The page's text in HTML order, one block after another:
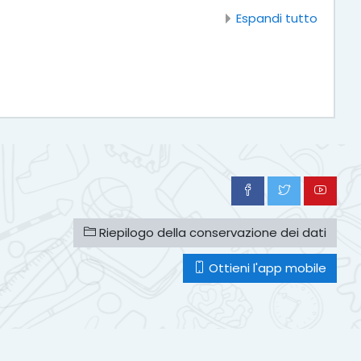
Espandi tutto
Riepilogo della conservazione dei dati
Ottieni l'app mobile